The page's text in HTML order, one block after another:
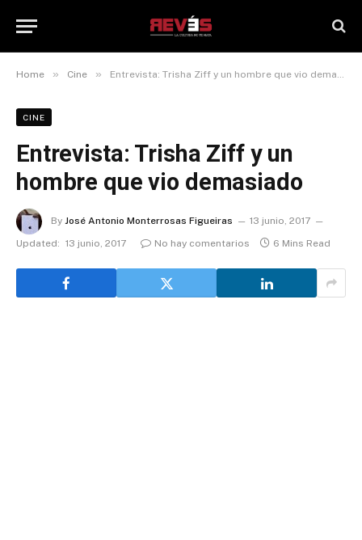
Home » Cine » Entrevista: Trisha Ziff y un hombre que vio demasiado
CINE
Entrevista: Trisha Ziff y un
hombre que vio demasiado
By José Antonio Monterrosas Figueiras
13 junio, 2017
Updated: 13 junio, 2017 No hay comentarios 6 Mins Read